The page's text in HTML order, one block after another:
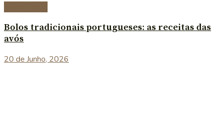
Bolos tradicionais portugueses: as receitas das
avós
20 de Junho, 2026